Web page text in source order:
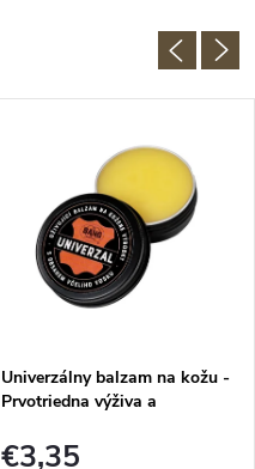
Univerzálny balzam na kožu -
Prvotriedna výživa a
€3,35